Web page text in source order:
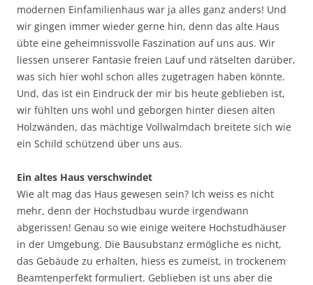
modernen Einfamilienhaus war ja alles ganz anders! Und
wir gingen immer wieder gerne hin, denn das alte Haus
übte eine geheimnissvolle Faszination auf uns aus. Wir
liessen unserer Fantasie freien Lauf und rätselten darüber,
was sich hier wohl schon alles zugetragen haben könnte.
Und, das ist ein Eindruck der mir bis heute geblieben ist,
wir fühlten uns wohl und geborgen hinter diesen alten
Holzwänden, das mächtige Vollwalmdach breitete sich wie
ein Schild schützend über uns aus.
Ein altes Haus verschwindet
Wie alt mag das Haus gewesen sein? Ich weiss es nicht
mehr, denn der Hochstudbau wurde irgendwann
abgerissen! Genau so wie einige weitere Hochstudhäuser
in der Umgebung. Die Bausubstanz ermögliche es nicht,
das Gebäude zu erhalten, hiess es zumeist, in trockenem
Beamtenperfekt formuliert. Geblieben ist uns aber die